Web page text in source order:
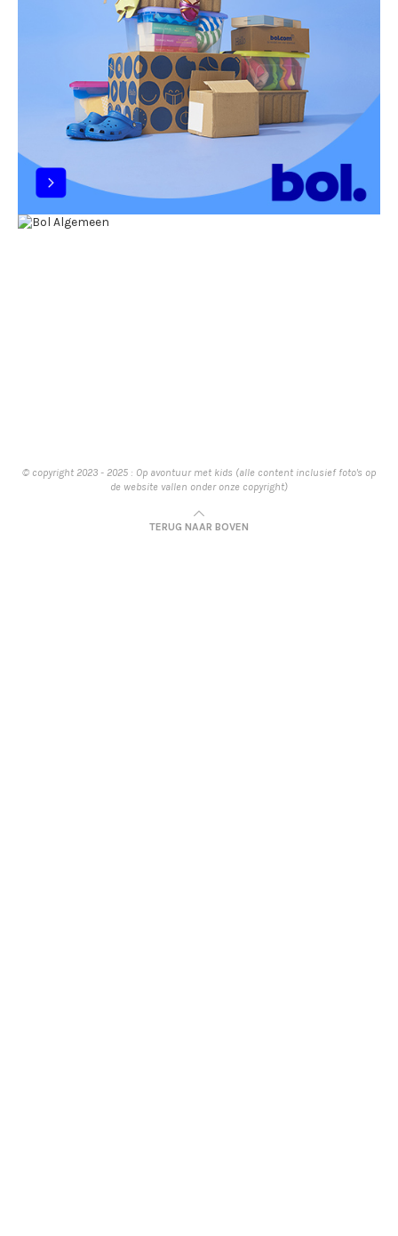
© copyright 2023 - 2025 : Op avontuur met kids (alle content inclusief foto's op
de website vallen onder onze copyright)
TERUG NAAR BOVEN